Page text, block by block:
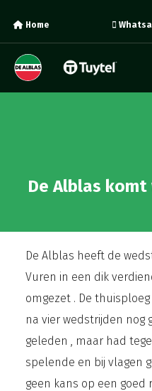
Home
De Alblas
De Alblas heeft de
Vuren in een dik
omgezet . De
na vier wedstrijden nog
geleden , maar had
spelende en bij vlagen
geen kans op een